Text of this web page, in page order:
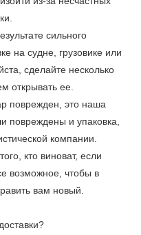
сильного
на судне, грузовике или
сделайте несколько
открывать ее.
поврежден, это наша
повреждены и упаковка,
компании.
кто виноват, если
возможное, чтобы в
вам новый.